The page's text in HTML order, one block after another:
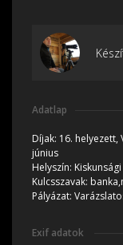
Adatlap
Díjak: 16. helyezett,
június
Helyszín:
Kulcsszavak:
Pályázat:
Exif adatok